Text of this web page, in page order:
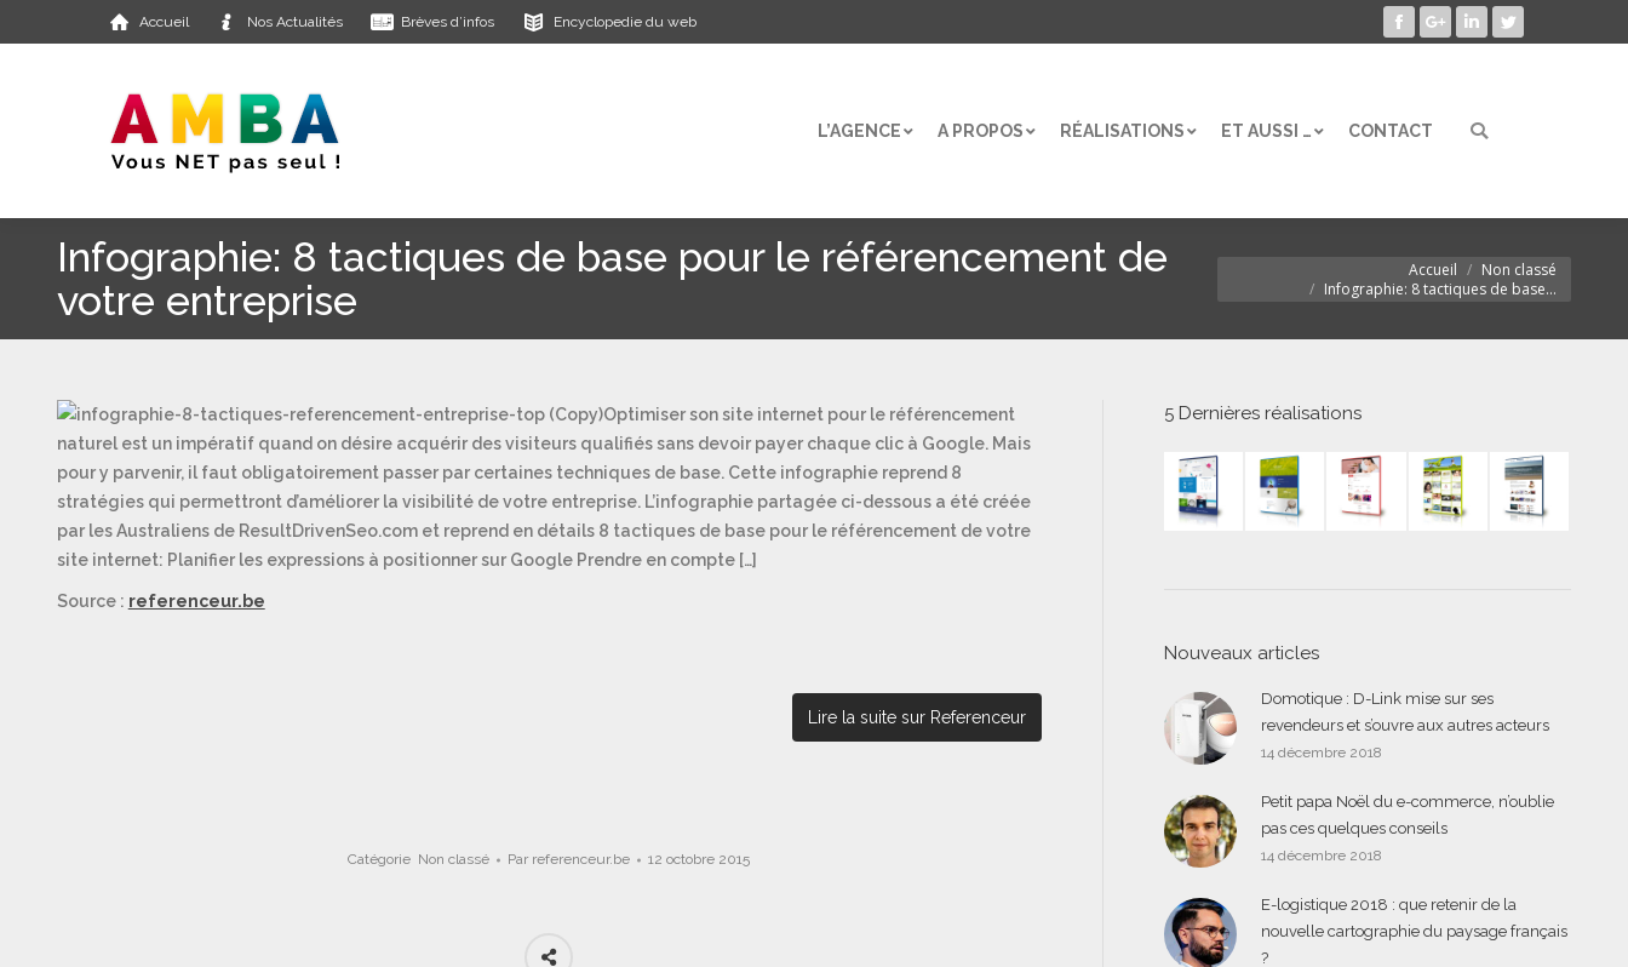
Accueil Nos Actualités Brèves d’infos Encyclopedie du web
Facebook
Google+LinkedInTwitter
L’AGENCE A PROPOS RÉALISATIONS ET AUSSI … CONTACT Search:
Infographie: 8 tactiques de base pour le référencement de
votre entreprise
Accueil
Non classé
Infographie: 8 tactiques de base…
Optimiser son site internet pour le référencement
naturel est un impératif quand on désire acquérir des visiteurs qualifiés sans devoir payer chaque clic à Google. Mais
pour y parvenir, il faut obligatoirement passer par certaines techniques de base. Cette infographie reprend 8
stratégies qui permettront d’améliorer la visibilité de votre entreprise. L’infographie partagée ci-dessous a été créée
par les Australiens de ResultDrivenSeo.com et reprend en détails 8 tactiques de base pour le référencement de votre
site internet: Planifier les expressions à positionner sur Google Prendre en compte […]
Source : referenceur.be
Lire la suite sur Referenceur
Catégorie Non classé Par referenceur.be 12 octobre 2015
5 Dernières réalisations
Nouveaux articles
Domotique : D-Link mise sur ses
revendeurs et s’ouvre aux autres acteurs
14 décembre 2018
Petit papa Noël du e-commerce, n’oublie
pas ces quelques conseils
14 décembre 2018
E-logistique 2018 : que retenir de la
nouvelle cartographie du paysage français
?